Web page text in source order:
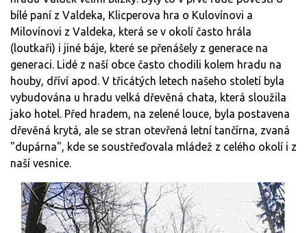
bílé paní z Valdeka, Klicperova hra o Kulovínovi a
Milovínovi z Valdeka, která se v okolí často hrála
(loutkaři) i jiné báje, které se přenášely z generace na
generaci. Lidé z naší obce často chodili kolem hradu na
houby, dříví apod. V třicátých letech našeho století byla
vybudována u hradu velká dřevěná chata, která sloužila
jako hotel. Před hradem, na zelené louce, byla postavena
dřevěná krytá, ale se stran otevřená letní tančírna, zvaná
"dupárna", kde se soustřeďovala mládež z celého okolí i z
naší vesnice.